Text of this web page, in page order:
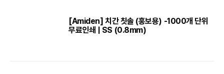
[Amiden] 치간 칫솔 (홍보용) -1000개 단위
무료인쇄 | SS (0.8mm)